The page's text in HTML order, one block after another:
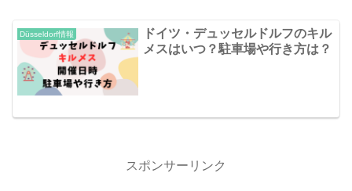
Düsseldorf情報
ドイツ・デュッセルドルフのキル
メスはいつ？駐車場や行き方は？
スポンサーリンク